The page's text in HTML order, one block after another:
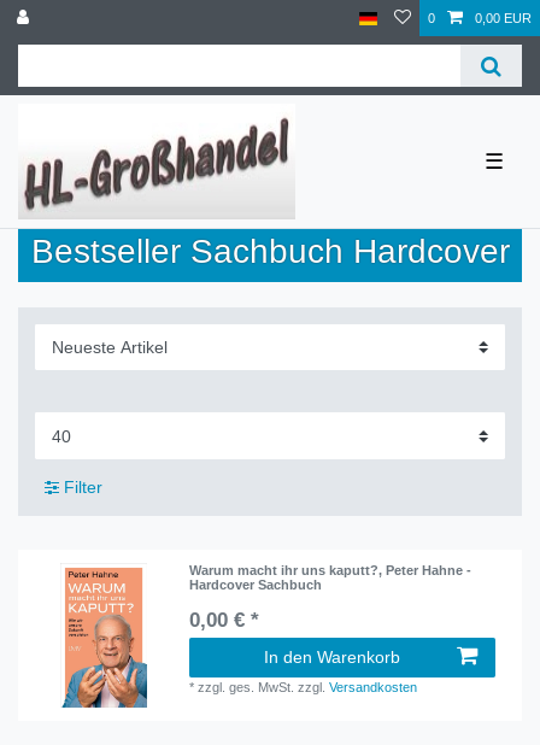
0 0,00 EUR
☰
Bestseller Sachbuch Hardcover
Filter
Warum macht ihr uns kaputt?, Peter Hahne -
Hardcover Sachbuch
0,00 € *
In den Warenkorb
*zzgl. ges. MwSt. zzgl.Versandkosten